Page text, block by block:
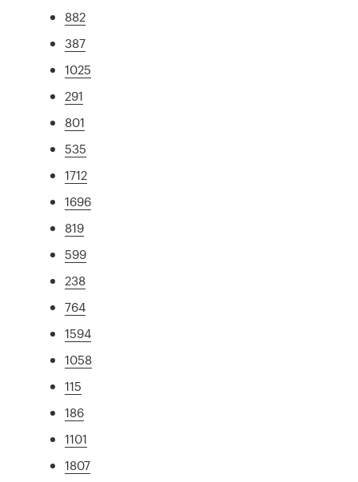
882
387
1025
291
801
535
1712
1696
819
599
238
764
1594
1058
115
186
1101
1807